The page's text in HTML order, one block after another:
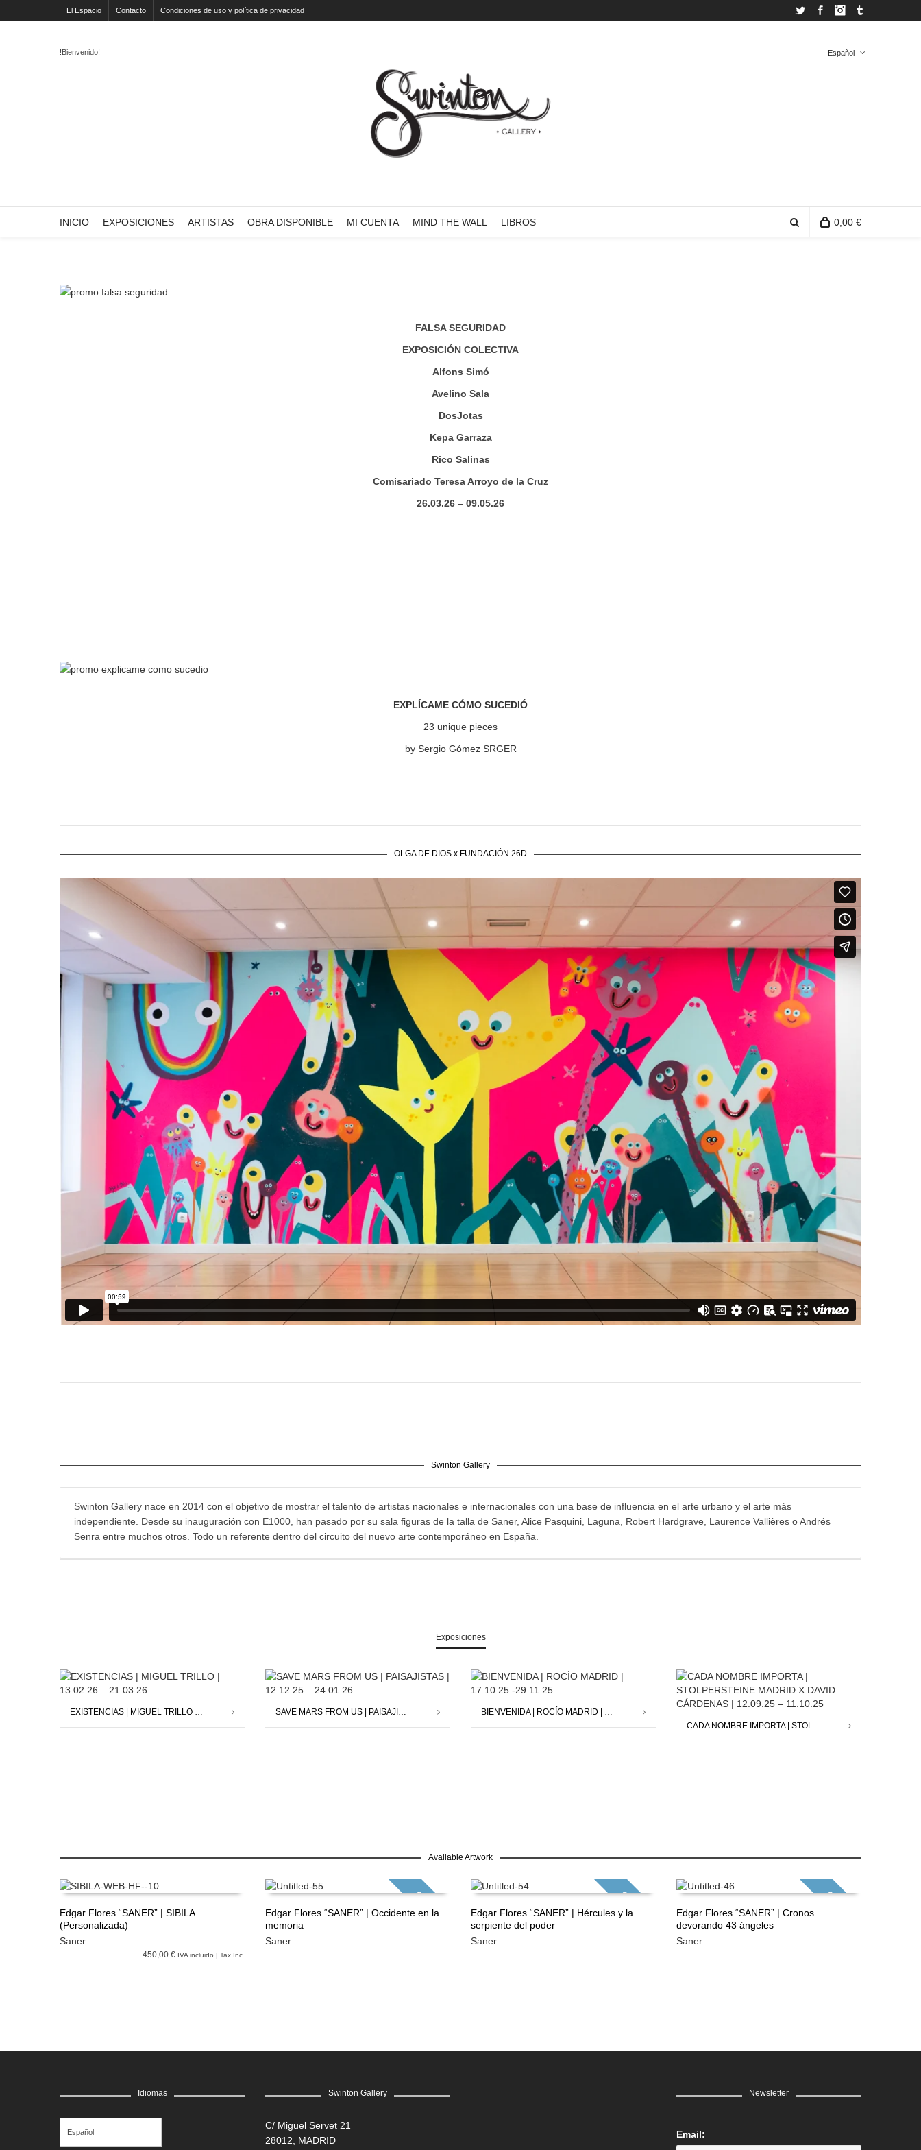
El Espacio Contacto Condiciones de uso y política de privacidad Twitter FacebookInstagram
!Bienvenido! Español
INICIO EXPOSICIONES ARTISTAS OBRA DISPONIBLE MI CUENTA MIND THE WALL LIBROS 0,00 €
FALSA SEGURIDAD
EXPOSICIÓN COLECTIVA
Alfons Simó
Avelino Sala
DosJotas
Kepa Garraza
Rico Salinas
Comisariado Teresa Arroyo de la Cruz
26.03.26 – 09.05.26
EXPLÍCAME CÓMO SUCEDIÓ
23 unique pieces
by Sergio Gómez SRGER
OLGA DE DIOS x FUNDACIÓN 26D
Swinton Gallery
Swinton Gallery nace en 2014 con el objetivo de mostrar el talento de artistas nacionales e internacionales con una base de influencia en el arte urbano y el arte más
independiente. Desde su inauguración con E1000, han pasado por su sala figuras de la talla de Saner, Alice Pasquini, Laguna, Robert Hardgrave, Laurence Vallières o Andrés
Senra entre muchos otros. Todo un referente dentro del circuito del nuevo arte contemporáneo en España.
Exposiciones
Available Artwork
Edgar Flores “SANER” | SIBILA
(Personalizada)
Saner
450,00 € IVA incluido | Tax Inc.
GRATIS
Edgar Flores “SANER” | Occidente en la
memoria
Saner
GRATIS
LEER MÁS
Edgar Flores “SANER” | Hércules y la
serpiente del poder
Saner
GRATIS
Edgar Flores “SANER” | Cronos
devorando 43 ángeles
Saner
Idiomas
Español
Swinton Gallery
C/ Miguel Servet 21
28012, MADRID
Newsletter
Email: